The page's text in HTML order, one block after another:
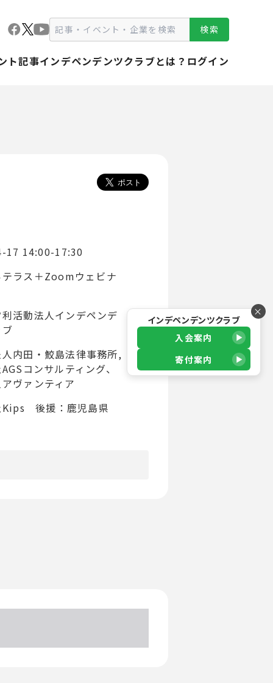
検索
ト記事インデペンデンツクラブとは？ ログイン
17 14:00-17:30
ラス＋Zoomウェビナ
活動法人インデペンデ
内田・鮫島法律事務所,
コンサルティング、
ヴァンティア
Kips 後援：鹿児島県
×
インデペンデンツクラブ
入会案内
寄付案内